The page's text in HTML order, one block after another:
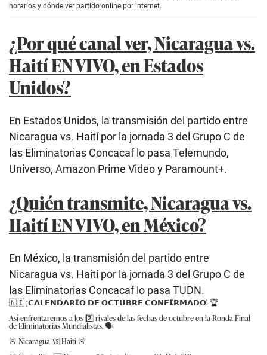
horarios y dónde ver partido online por internet.
¿Por qué canal ver, Nicaragua vs.
Haití EN VIVO, en Estados
Unidos?
En Estados Unidos, la transmisión del partido entre
Nicaragua vs. Haití por la jornada 3 del Grupo C de
las Eliminatorias Concacaf lo pasa Telemundo,
Universo, Amazon Prime Video y Paramount+.
¿Quién transmite, Nicaragua vs.
Haití EN VIVO, en México?
En México, la transmisión del partido entre
Nicaragua vs. Haití por la jornada 3 del Grupo C de
las Eliminatorias Concacaf lo pasa TUDN.
🇳🇮 ¡𝗖𝗔𝗟𝗘𝗡𝗗𝗔𝗥𝗜𝗢 𝗗𝗘 𝗢𝗖𝗧𝗨𝗕𝗥𝗘 𝗖𝗢𝗡𝗙𝗜𝗥𝗠𝗔𝗗𝗢! 🏆
Así enfrentaremos a los 2️⃣ rivales de las fechas de octubre en la Ronda Final
de Eliminatorias Mundialistas. 🗣️
🚨 Nicaragua 🆚 Haití 🚨